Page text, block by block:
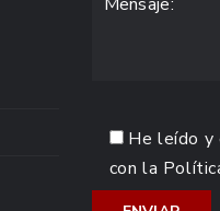
He leído y
con la